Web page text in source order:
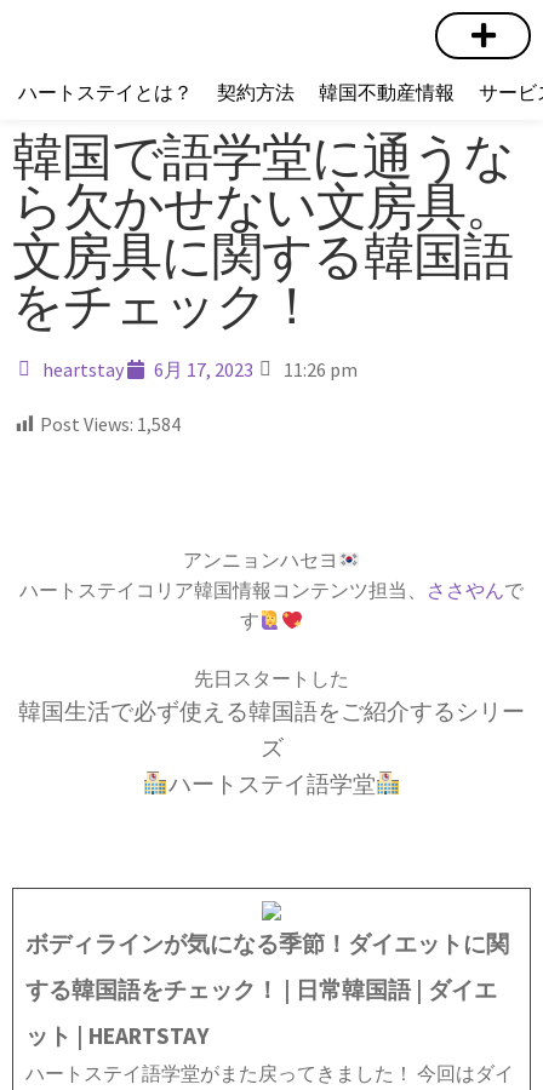
ハートステイとは？ 契約方法 韓国不動産情報 サービ
韓国で語学堂に通うな
ら欠かせない文房具。
文房具に関する韓国語
をチェック！
heartstay 6月 17, 2023 11:26 pm
Post Views: 1,584
アンニョンハセヨ
ハートステイコリア韓国情報コンテンツ担当、 ささやんで
す
先日スタートした
韓国生活で必ず使える韓国語をご紹介するシリー
ズ
ハートステイ語学堂
ボディラインが気になる季節！ダイエットに関
する韓国語をチェック！ | 日常韓国語 | ダイエ
ット | HEARTSTAY
ハートステイ語学堂がまた戻ってきました！ 今回はダイ